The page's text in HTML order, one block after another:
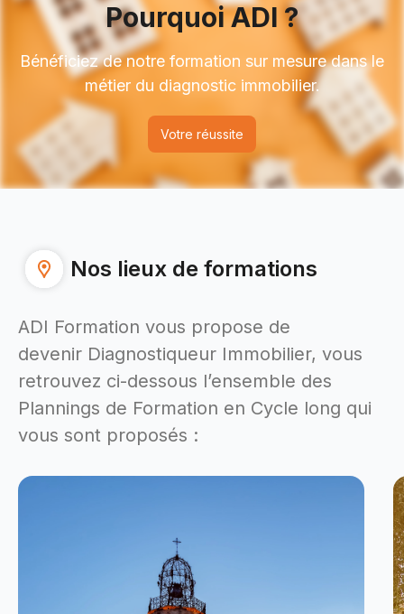
Pourquoi ADI ?
Bénéficiez de notre formation sur mesure dans le
métier du diagnostic immobilier.
Votre réussite
Nos lieux de formations
ADI Formation vous propose de
devenir Diagnostiqueur Immobilier, vous
retrouvez ci-dessous l’ensemble des
Plannings de Formation en Cycle long qui
vous sont proposés :